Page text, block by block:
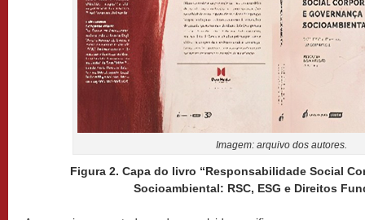
Imagem: arquivo dos autores.
Figura 2. Capa do livro “Responsabilidade Social
Socioambiental: RSC, ESG e Direitos